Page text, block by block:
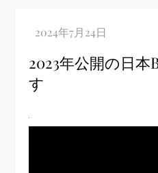
2023年公開の日
す